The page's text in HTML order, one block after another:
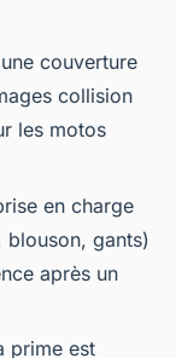
couverture
collision
les motos
en charge
blouson, gants)
après un
prime est